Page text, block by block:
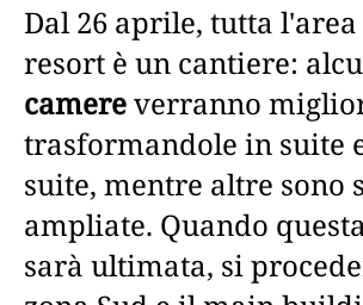
Dal 26 aprile, tutta
resort è un cantiere:
camereverranno
trasformandole in suite
suite, mentre altre sono
ampliate. Quando
sarà ultimata, si